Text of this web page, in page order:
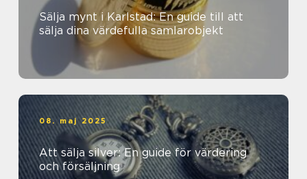
Sälja mynt i Karlstad: En guide till att
sälja dina värdefulla samlarobjekt
08. maj 2025
Att sälja silver: En guide för värdering
och försäljning